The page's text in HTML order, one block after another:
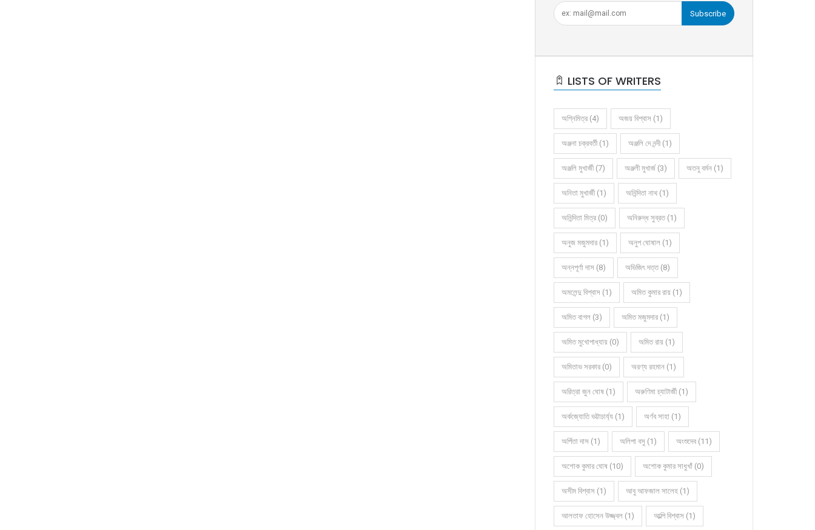
Subscribe
LISTS OF WRITERS
অগ্নিমিত্র (4) অজয় বিশ্বাস (1)
অঞ্জনা চক্রবর্তী (1) অঞ্জলি দে নন্দী (1)
অঞ্জলি মুখার্জী (7) অঞ্জলী মুখার্জ (3) অতনু বর্মন (1)
অনিতা মুখার্জী (1) অনিন্দিতা নাথ (1)
অনিন্দিতা মিত্র (0) অনিরুদ্ধ সুব্রত (1)
অনুজ মজুমদার (1) অনুপ ঘোষাল (1)
অন্নপূর্ণা দাস (8) অভিজিৎ দত্ত (8)
অমলেন্দু বিশ্বাস (1) অমিত কুমার রায় (1)
অমিত বাগল (3) অমিত মজুমদার (1)
অমিত মুখোপাধ্যায় (0) অমিত রায় (1)
অমিতাভ সরকার (0) অরণ্য রহমান (1)
অরিত্রা জুন ঘোষ (1) অরুণিমা চ্যাটার্জী (1)
অর্কজ্যোতি ভট্টাচার্য্য (1) অর্ণব সাহা (1)
অর্পিতা দাস (1) অলিপা বসু (1) অংশুদেব (11)
অশোক কুমার ঘোষ (10) অশোক কুমার সাধুখাঁ (0)
অসীম বিশ্বাস (1) আবু আফজাল সালেহ (1)
আলতাফ হোসেন উজ্জ্বল (1) আল্পি বিশ্বাস (1)